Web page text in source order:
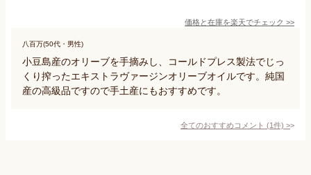
価格と在庫を楽天でチェック >>
八百万(50代・男性)
小豆島産のオリーブを手摘みし、コールドプレス製法でじっ
くり搾ったエキストラヴァージンオリーブオイルです。純国
産の高級品ですので手土産にもおすすめです。
全てのおすすめコメント (1件) >